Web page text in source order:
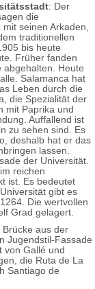
: Der
die
seinen Arkaden,
traditionellen
bis heute
Früher fanden
abgehalten. Heute
Salamanca hat
Leben durch die
die Spezialität der
mit Paprika und
Auffallend ist
zu sehen sind. Es
deshalb hat er das
lassen.
der Universität.
reichen
ist. Es bedeutet
gibt es
Die wertvollen
Grad gelagert.
aus der
Jugendstil-Fassade
von Gallé und
die Ruta de La
Santiago de